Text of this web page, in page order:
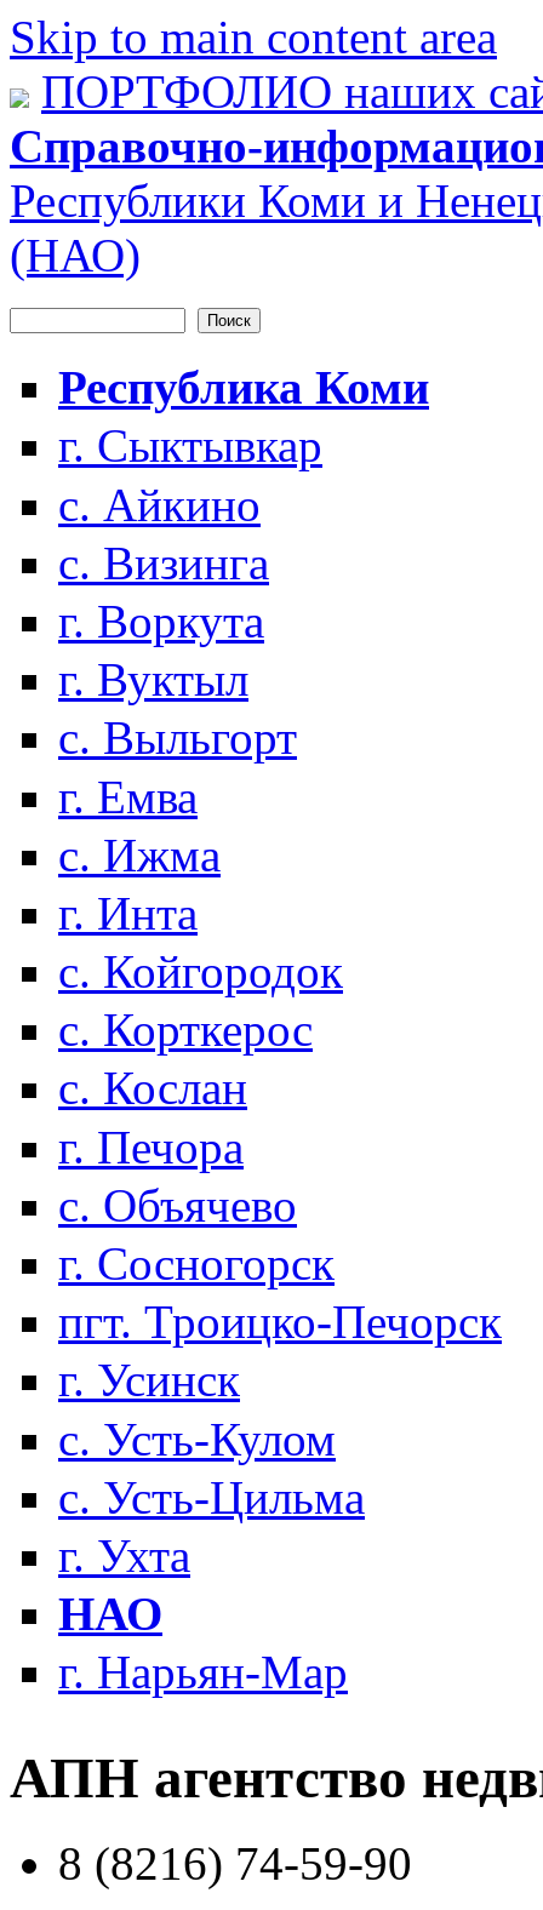
Skip to main content area
ПОРТФОЛИО наших
Справочно-
Республики Коми и
(НАО)
Форма поиска
Республика Коми
г. Сыктывкар
с. Айкино
с. Визинга
г. Воркута
г. Вуктыл
с. Выльгорт
г. Емва
с. Ижма
г. Инта
с. Койгородок
с. Корткерос
с. Кослан
г. Печора
с. Объячево
г. Сосногорск
пгт. Троицко-Печорск
г. Усинск
с. Усть-Кулом
с. Усть-Цильма
г. Ухта
НАО
г. Нарьян-Мар
АПН агентство
8 (8216) 74-59-90